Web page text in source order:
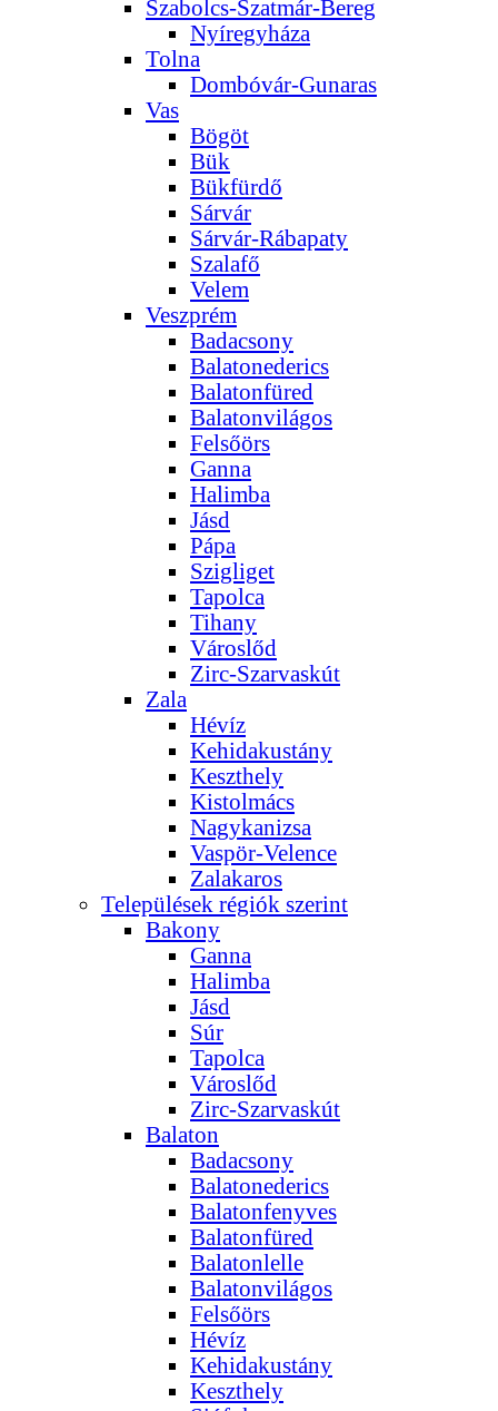
Szabolcs-Szatmár-Bereg
Nyíregyháza
Tolna
Dombóvár-Gunaras
Vas
Bögöt
Bük
Bükfürdő
Sárvár
Sárvár-Rábapaty
Szalafő
Velem
Veszprém
Badacsony
Balatonederics
Balatonfüred
Balatonvilágos
Felsőörs
Ganna
Halimba
Jásd
Pápa
Szigliget
Tapolca
Tihany
Városlőd
Zirc-Szarvaskút
Zala
Hévíz
Kehidakustány
Keszthely
Kistolmács
Nagykanizsa
Vaspör-Velence
Zalakaros
Települések régiók szerint
Bakony
Ganna
Halimba
Jásd
Súr
Tapolca
Városlőd
Zirc-Szarvaskút
Balaton
Badacsony
Balatonederics
Balatonfenyves
Balatonfüred
Balatonlelle
Balatonvilágos
Felsőörs
Hévíz
Kehidakustány
Keszthely